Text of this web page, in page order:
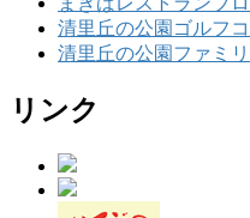
清里丘の公園ゴルフ
清里丘の公園ファミ
リンク